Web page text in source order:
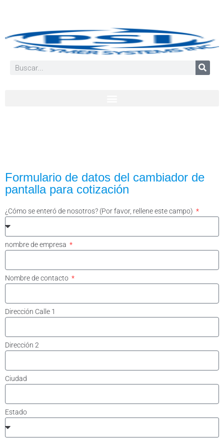
Formulario de datos del cambiador de
pantalla para cotización
¿Cómo se enteró de nosotros? (Por favor, rellene este campo)
nombre de empresa
Nombre de contacto
Dirección Calle 1
Dirección 2
Ciudad
Estado